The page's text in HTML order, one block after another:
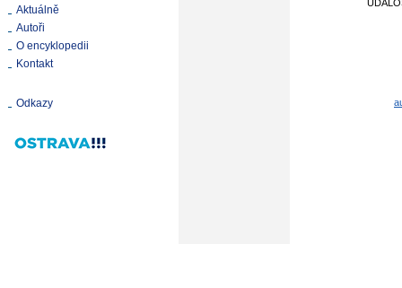
Aktuálně
Autoři
O encyklopedii
Kontakt
Odkazy